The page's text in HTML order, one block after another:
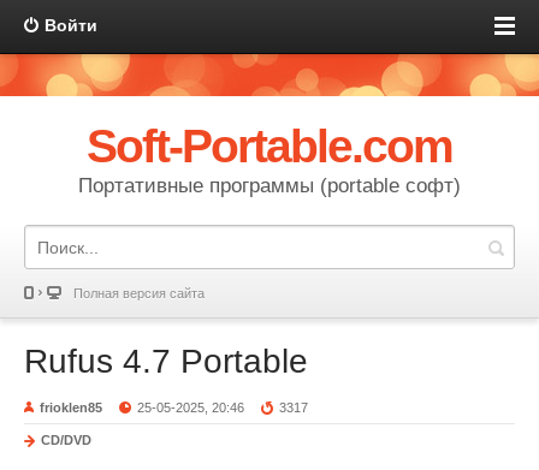
Войти
Soft-Portable.com
Портативные программы (portable софт)
Полная версия сайта
Rufus 4.7 Portable
frioklen85 25-05-2025, 20:46 3317
CD/DVD